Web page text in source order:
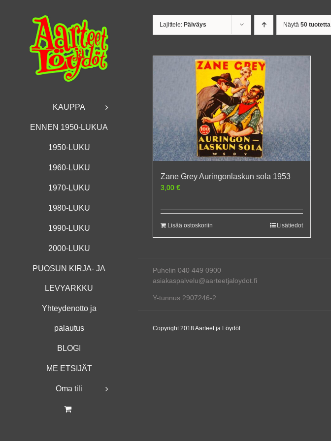
KAUPPA
ENNEN 1950-LUKUA
1950-LUKU
1960-LUKU
1970-LUKU
1980-LUKU
1990-LUKU
2000-LUKU
PUOSUN KIRJA- JA
LEVYARKKU
Yhteydenotto ja
palautus
BLOGI
ME ETSIJÄT
Oma tili
Lajittele: Päiväys Näytä 50 tuotetta
Zane Grey Auringonlaskun sola 1953
3,00 €
Lisää ostoskoriin Lisätiedot
Puhelin 040 449 0900
asiakaspalvelu@aarteetjaloydot.fi
Y-tunnus 2907246-2
Copyright 2018 Aarteet ja Löydöt